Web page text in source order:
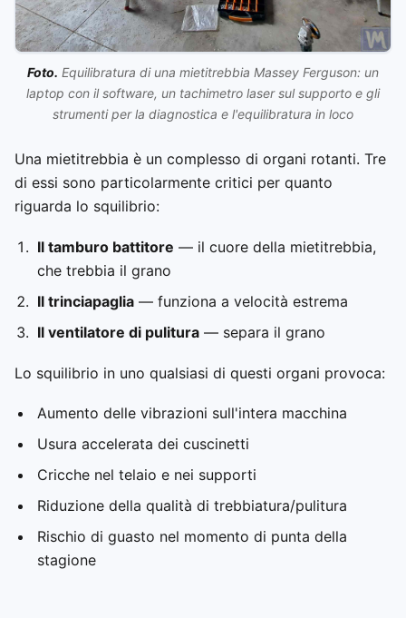
Foto. Equilibratura di una mietitrebbia Massey Ferguson: un
laptop con il software, un tachimetro laser sul supporto e gli
strumenti per la diagnostica e l'equilibratura in loco
Una mietitrebbia è un complesso di organi rotanti. Tre
di essi sono particolarmente critici per quanto
riguarda lo squilibrio:
Il tamburo battitore — il cuore della mietitrebbia,
che trebbia il grano
Il trinciapaglia— funziona a velocità estrema
Il ventilatore di pulitura— separa il grano
Lo squilibrio in uno qualsiasi di questi organi provoca:
Aumento delle vibrazioni sull'intera macchina
Usura accelerata dei cuscinetti
Cricche nel telaio e nei supporti
Riduzione della qualità di trebbiatura/pulitura
Rischio di guasto nel momento di punta della
stagione